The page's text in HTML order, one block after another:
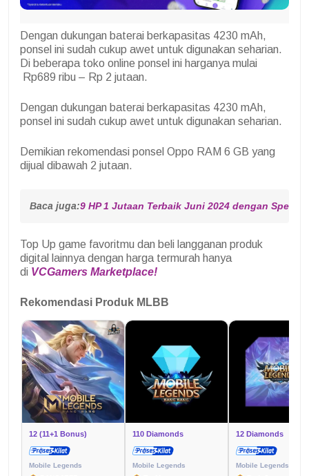
Dengan dukungan baterai berkapasitas 4230 mAh,
ponsel ini sudah cukup awet untuk digunakan seharian.
Di beberapa toko online ponsel ini harganya mulai
Rp689 ribu – Rp 2 jutaan.
Dengan dukungan baterai berkapasitas 4230 mAh,
ponsel ini sudah cukup awet untuk digunakan seharian.
Demikian rekomendasi ponsel Oppo RAM 6 GB yang
dijual dibawah 2 jutaan.
Baca juga:9 HP 1 Jutaan Terbaik Juni 2024 dengan
Top Up game favoritmu dan beli langganan produk
digital lainnya dengan harga termurah hanya
di VCGamers Marketplace!
Rekomendasi Produk MLBB
12 (11+1 Bonus)
Mobile Legends
110 Diamonds
Mobile Legends
12 Diamonds
Mobile Legends